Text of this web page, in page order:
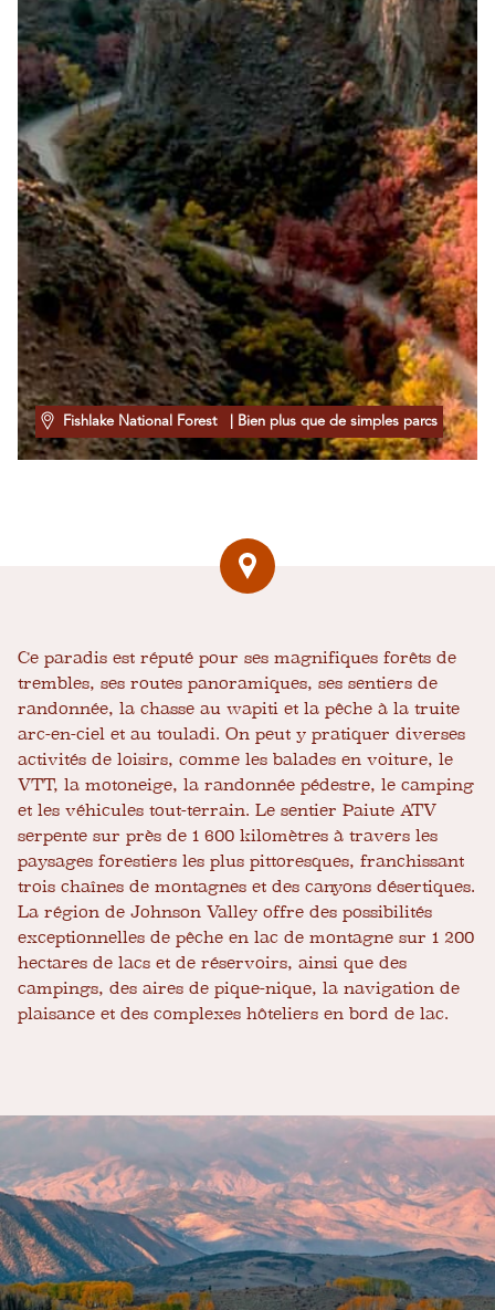
Fishlake National Forest | Bien plus que de simples parcs
Ce paradis est réputé pour ses magnifiques forêts de
trembles, ses routes panoramiques, ses sentiers de
randonnée, la chasse au wapiti et la pêche à la truite
arc-en-ciel et au touladi. On peut y pratiquer diverses
activités de loisirs, comme les balades en voiture, le
VTT, la motoneige, la randonnée pédestre, le camping
et les véhicules tout-terrain. Le sentier Paiute ATV
serpente sur près de 1 600 kilomètres à travers les
paysages forestiers les plus pittoresques, franchissant
trois chaînes de montagnes et des canyons désertiques.
La région de Johnson Valley offre des possibilités
exceptionnelles de pêche en lac de montagne sur 1 200
hectares de lacs et de réservoirs, ainsi que des
campings, des aires de pique-nique, la navigation de
plaisance et des complexes hôteliers en bord de lac.